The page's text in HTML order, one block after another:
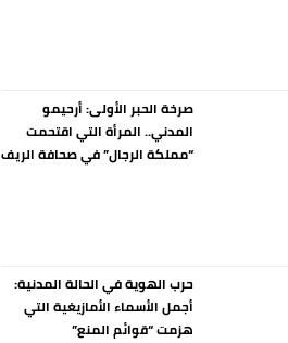
صرخة الحبر الأولى: أرحيمو
المدني.. المرأة التي اقتحمت
“مملكة الرجال” في صحافة الريف
حرب الهوية في الحالة المدنية:
أجمل الأسماء الأمازيغية التي
هزمت “قوائم المنع”